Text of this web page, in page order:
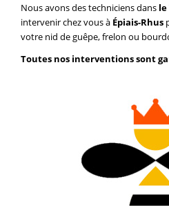
Nous avons des techniciens dans le
intervenir chez vous à Épiais-Rhus
votre nid de guêpe, frelon ou
Toutes nos interventions sont